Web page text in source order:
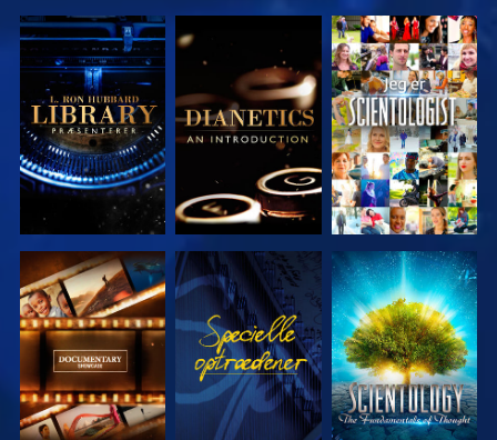
UDFORSK
SERIEN
UDFORSK
SERIEN
SE
UDFORSK
SERIEN
SE
UDFORSK
SERIEN